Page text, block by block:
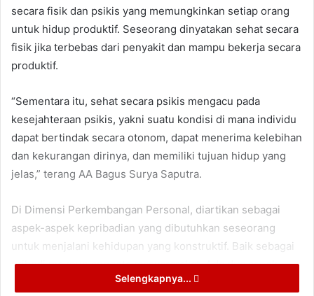
secara fisik dan psikis yang memungkinkan setiap orang
untuk hidup produktif. Seseorang dinyatakan sehat secara
fisik jika terbebas dari penyakit dan mampu bekerja secara
produktif.
“Sementara itu, sehat secara psikis mengacu pada
kesejahteraan psikis, yakni suatu kondisi di mana individu
dapat bertindak secara otonom, dapat menerima kelebihan
dan kekurangan dirinya, dan memiliki tujuan hidup yang
jelas,” terang AA Bagus Surya Saputra.
Di Dimensi Perkembangan Personal, diartikan sebagai
aspek-aspek kepribadian yang dibutuhkan seseorang
untuk menjalani kehidupan yang konstruktif. Baik sebagai
pribadi maupun anggota masyararakat. Ada dua aspek
yang diukur dalam perkembangan personal, yakni resilien
Selengkapnya...